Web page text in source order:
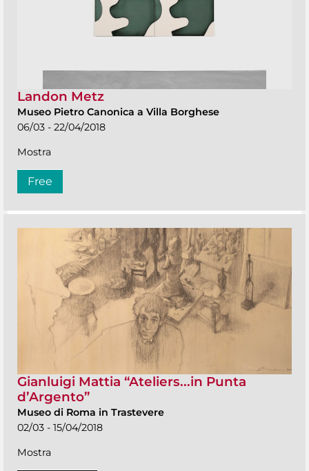
Landon Metz
Museo Pietro Canonica a Villa Borghese
06/03 - 22/04/2018
Mostra
Free
Gianluigi Mattia “Ateliers...in Punta
d’Argento”
Museo di Roma in Trastevere
02/03 - 15/04/2018
Mostra